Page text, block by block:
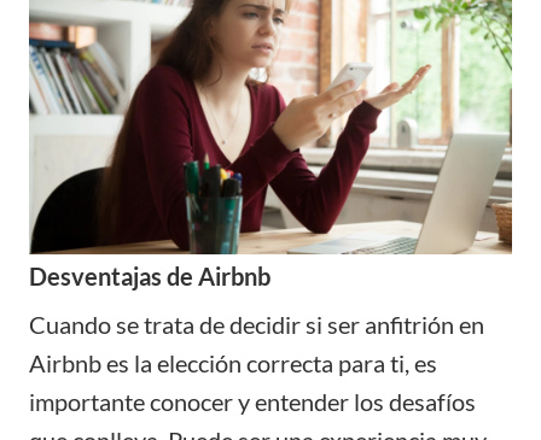
Desventajas de Airbnb
Cuando se trata de decidir si ser anfitrión en
Airbnb es la elección correcta para ti, es
importante conocer y entender los desafíos